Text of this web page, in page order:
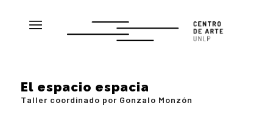
El espacio espacia
Taller coordinado por Gonzalo Monzón